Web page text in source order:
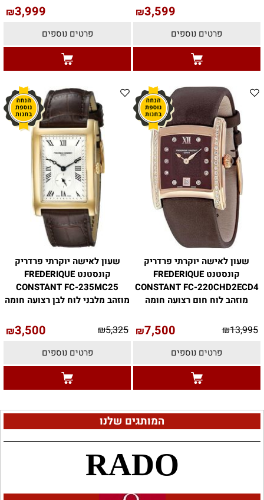
₪3,599
פרטים נוספים
₪3,999
פרטים נוספים
שעון לאישה יוקרתי פרדריק
קונסטנט FREDERIQUE
CONSTANT FC-220CHD2ECD4
מוזהב לוח חום רצועה חומה
₪13,995
₪7,500
פרטים נוספים
שעון לאישה יוקרתי פרדריק
קונסטנט FREDERIQUE
CONSTANT FC-235MC25
מוזהב מלבני לוח לבן רצועה חומה
₪5,325
₪3,500
פרטים נוספים
המותגים שלנו
RADO